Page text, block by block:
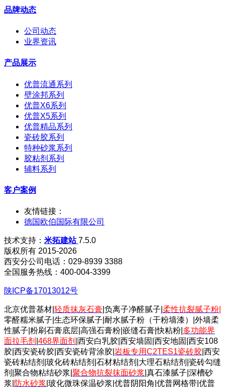
品牌动态
公司动态
业界资讯
产品展示
优普流通系列
壁涂邦系列
优普X6系列
优普X5系列
优普精品系列
瓷砖胶系列
特种砂浆系列
胶粘剂系列
辅料系列
客户案例
友情链接：
德国欧伯国际有限公司
技术支持： 米拓建站7.5.0
版权所有 2015-2026
西安分公司电话：029-8939 3388
全国服务热线：400-004-3399
陕ICP备17013012号
北京优普基材| 轻质抹灰石膏 |负离子净醛腻子| 柔性抗裂腻子粉
零醛糯米腻子|生态环保腻子|耐水腻子粉（干粉墙漆）|外墙柔
性腻子|粉刷石膏底层|高强石膏粉|嵌缝石膏|快粘粉| 多功能界
面拉毛剂 468界面剂 |西安白乳胶|西安墙固|西安地固|西安108
胶|西安瓷砖胶|西安瓷砖背涂胶| 岩板专用C2TES1瓷砖胶 |西安
瓷砖粘结剂|玻化砖粘结剂|石材粘结剂|大理石粘结剂|瓷砖勾缝
剂|聚合物粘结砂浆| 聚合物抗裂抹面砂浆 |真石漆腻子|深槽砂
浆| 防水砂浆 |玻化微珠保温砂浆|优普阴阳角|优普网格带|优普